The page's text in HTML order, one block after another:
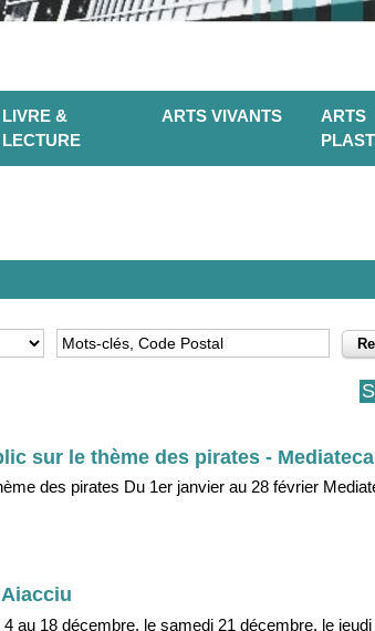
LIVRE &
LECTURE
ARTS VIVANTS
ARTS
sur le thème des pirates -
des pirates Du 1er janvier au 28 février
au 18 décembre, le samedi 21 décembre, le